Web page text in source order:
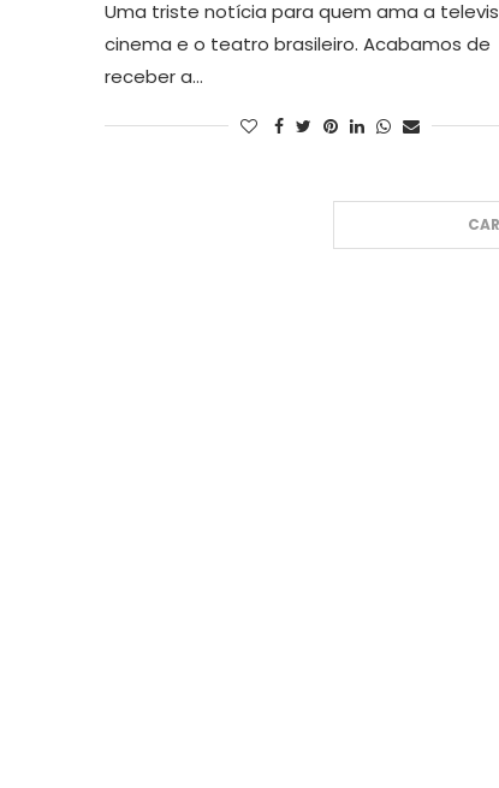
Uma triste notícia para quem ama a
cinema e o teatro brasileiro. Acabamos de
receber a…